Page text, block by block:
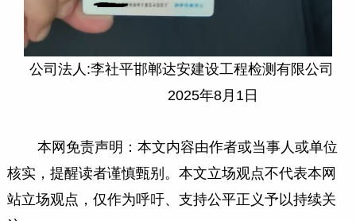
公司法人:李社平邯郸达安建设工程检测有限公司
2025年8月1日
本网免责声明：本文内容由作者或当事人或单位
核实，提醒读者谨慎甄别。本文立场观点不代表本网
站立场观点，仅作为呼吁、支持公平正义予以持续关